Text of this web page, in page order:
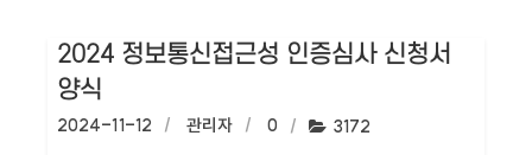
2024 정보통신접근성 인증심사 신청서
양식
작성일:
2024-11-12 작성자:
관리자 댓글수:
0 조회수:
3172